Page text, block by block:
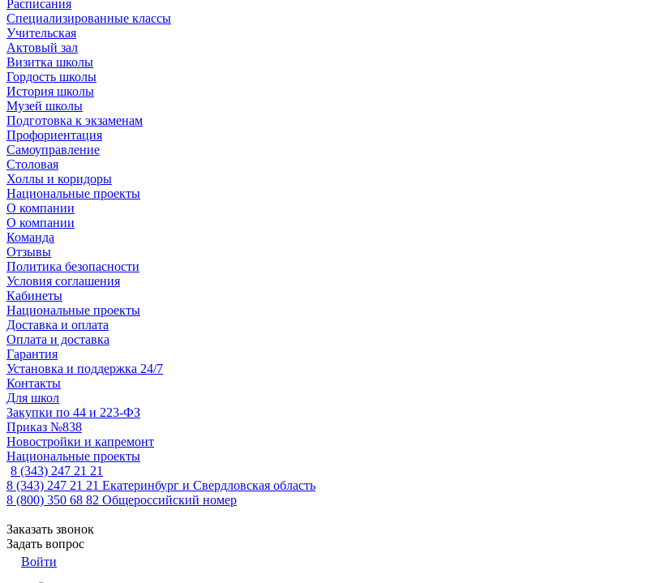
Расписания
Специализированные классы
Учительская
Актовый зал
Визитка школы
Гордость школы
История школы
Музей школы
Подготовка к экзаменам
Профориентация
Самоуправление
Столовая
Холлы и коридоры
Национальные проекты
О компании
О компании
Команда
Отзывы
Политика безопасности
Условия соглашения
Кабинеты
Национальные проекты
Доставка и оплата
Оплата и доставка
Гарантия
Установка и поддержка 24/7
Контакты
Для школ
Закупки по 44 и 223-ФЗ
Приказ №838
Новостройки и капремонт
Национальные проекты
8 (343) 247 21 21
8 (343) 247 21 21 Екатеринбург и Свердловская область
8 (800) 350 68 82 Общероссийский номер
Заказать звонок
Задать вопрос
Войти